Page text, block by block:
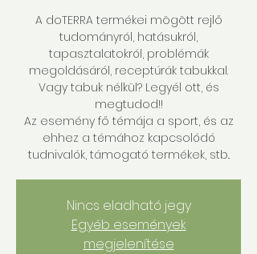
A doTERRA termékei mögött rejlő
tudományról, hatásukról,
tapasztalatokról, problémák
megoldásáról, receptúrák tabukkal.
Vagy tabuk nélkül? Legyél ott, és
megtudod!!
Az esemény fő témája a sport, és az
ehhez a témához kapcsolódó
tudnivalók, támogató termékek, stb..
Nincs eladható jegy
Egyéb események
megjelenítése